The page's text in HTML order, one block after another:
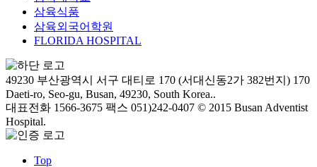
삼육식품
삼육외국어학원
FLORIDA HOSPITAL
49230 부산광역시 서구 대티로 170 (서대신동2가 382번지) 170
Daeti-ro, Seo-gu, Busan, 49230, South Korea..
대표전화 1566-3675 팩스 051)242-0407 © 2015 Busan Adventist
Hospital.
Top